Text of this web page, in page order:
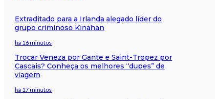
Extraditado para a Irlanda alegado líder do
grupo criminoso Kinahan
há 16 minutos
Trocar Veneza por Gante e Saint-Tropez por
Cascais? Conheça os melhores “dupes” de
viagem
há 17 minutos